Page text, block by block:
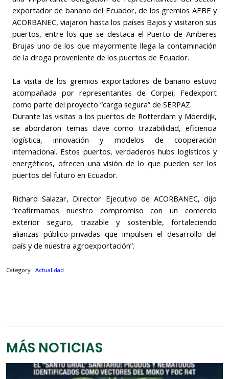
exportador de banano del Ecuador, de los gremios AEBE y
ACORBANEC, viajaron hasta los países Bajos y visitaron sus
puertos, entre los que se destaca el Puerto de Amberes
Brujas uno de los que mayormente llega la contaminación
de la droga proveniente de los puertos de Ecuador.
La visita de los gremios exportadores de banano estuvo
acompañada por representantes de Corpei, Fedexport
como parte del proyecto “carga segura” de SERPAZ.
Durante las visitas a los puertos de Rotterdam y Moerdijk,
se abordaron temas clave como trazabilidad, eficiencia
logística, innovación y modelos de cooperación
internacional. Estos puertos, verdaderos hubs logísticos y
energéticos, ofrecen una visión de lo que pueden ser los
puertos del futuro en Ecuador.
Richard Salazar, Director Ejecutivo de ACORBANEC, dijo
“reafirmamos nuestro compromiso con un comercio
exterior seguro, trazable y sostenible, fortaleciendo
alianzas público-privadas que impulsen el desarrollo del
país y de nuestra agroexportación”.
Category : Actualidad
MÁS NOTICIAS